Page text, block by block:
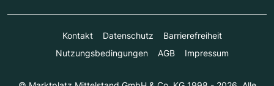
Kontakt Datenschutz
Barrierefreiheit
Nutzungsbedingungen
AGB Impressum